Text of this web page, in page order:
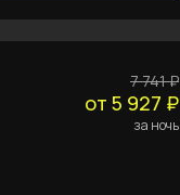
7 741 ₽
от 5 927 ₽
за ночь